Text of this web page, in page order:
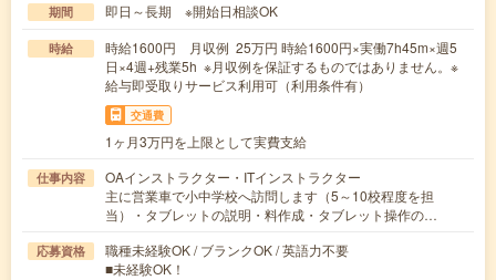
期間 即日～長期 ※開始日相談OK
時給
時給1600円 月収例 25万円 時給1600円×実働7h45m×週5
日×4週+残業5h ※月収例を保証するものではありません。※
給与即受取りサービス利用可（利用条件有）
交通費
1ヶ月3万円を上限として実費支給
仕事内容
OAインストラクター・ITインストラクター
主に営業車で小中学校へ訪問します（5～10校程度を担
当）・タブレットの説明・料作成・タブレット操作の…
応募資格
職種未経験OK / ブランクOK / 英語力不要
■未経験OK！